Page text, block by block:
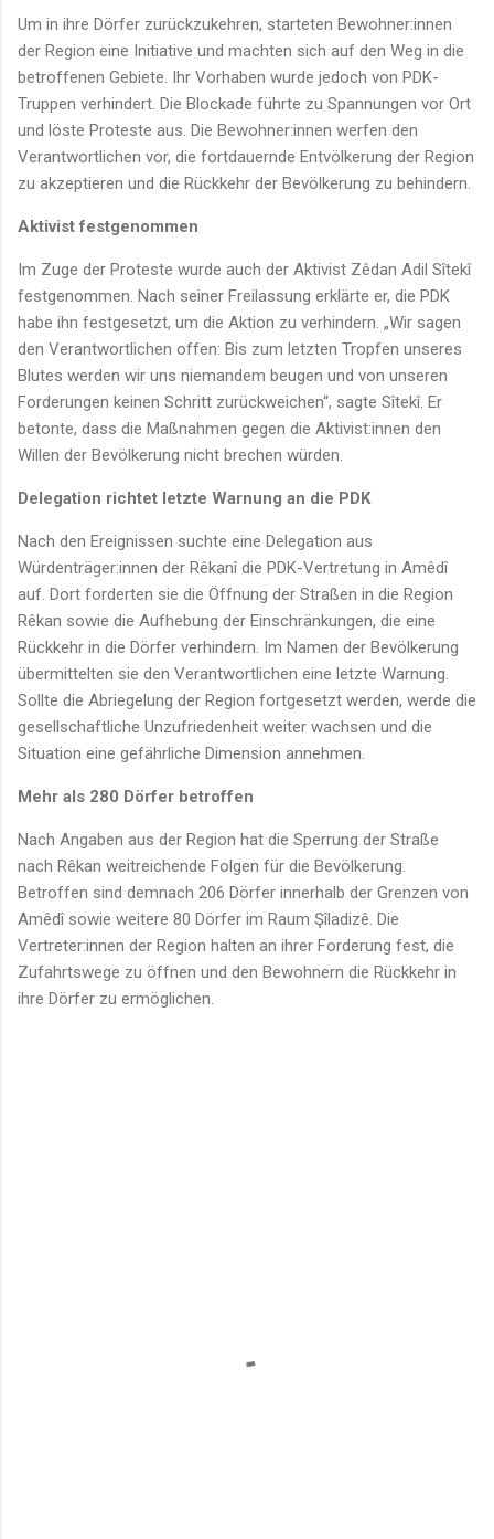
Um in ihre Dörfer zurückzukehren, starteten Bewohner:innen
der Region eine Initiative und machten sich auf den Weg in die
betroffenen Gebiete. Ihr Vorhaben wurde jedoch von PDK-
Truppen verhindert. Die Blockade führte zu Spannungen vor Ort
und löste Proteste aus. Die Bewohner:innen werfen den
Verantwortlichen vor, die fortdauernde Entvölkerung der Region
zu akzeptieren und die Rückkehr der Bevölkerung zu behindern.
Aktivist festgenommen
Im Zuge der Proteste wurde auch der Aktivist Zêdan Adil Sîtekî
festgenommen. Nach seiner Freilassung erklärte er, die PDK
habe ihn festgesetzt, um die Aktion zu verhindern. „Wir sagen
den Verantwortlichen offen: Bis zum letzten Tropfen unseres
Blutes werden wir uns niemandem beugen und von unseren
Forderungen keinen Schritt zurückweichen“, sagte Sîtekî. Er
betonte, dass die Maßnahmen gegen die Aktivist:innen den
Willen der Bevölkerung nicht brechen würden.
Delegation richtet letzte Warnung an die PDK
Nach den Ereignissen suchte eine Delegation aus
Würdenträger:innen der Rêkanî die PDK-Vertretung in Amêdî
auf. Dort forderten sie die Öffnung der Straßen in die Region
Rêkan sowie die Aufhebung der Einschränkungen, die eine
Rückkehr in die Dörfer verhindern. Im Namen der Bevölkerung
übermittelten sie den Verantwortlichen eine letzte Warnung.
Sollte die Abriegelung der Region fortgesetzt werden, werde die
gesellschaftliche Unzufriedenheit weiter wachsen und die
Situation eine gefährliche Dimension annehmen.
Mehr als 280 Dörfer betroffen
Nach Angaben aus der Region hat die Sperrung der Straße
nach Rêkan weitreichende Folgen für die Bevölkerung.
Betroffen sind demnach 206 Dörfer innerhalb der Grenzen von
Amêdî sowie weitere 80 Dörfer im Raum Şîladizê. Die
Vertreter:innen der Region halten an ihrer Forderung fest, die
Zufahrtswege zu öffnen und den Bewohnern die Rückkehr in
ihre Dörfer zu ermöglichen.